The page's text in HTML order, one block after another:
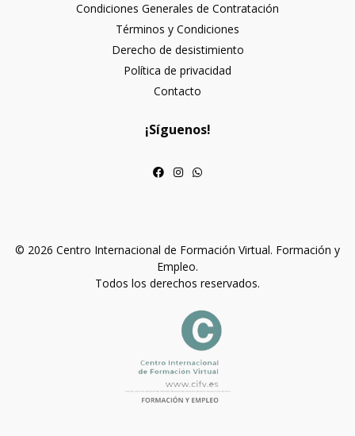
Condiciones Generales de Contratación
Términos y Condiciones
Derecho de desistimiento
Política de privacidad
Contacto
¡Síguenos!
© 2026 Centro Internacional de Formación Virtual. Formación y
Empleo.
Todos los derechos reservados.